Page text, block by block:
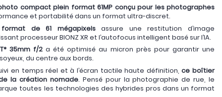
photo compact plein format 61MP conçu pour les photographes
et portabilité dans un format ultra-discret.
de 61 mégapixelsassure une restitution d’image
processeur BIONZ XR et l’autofocus intelligent basé sur l’IA.
35mm f/2a été optimisé au micron près pour garantir une
du centre aux bords.
en temps réel et à l’écran tactile haute définition,ce boîtier
la création nomade. Pensé pour la photographie de rue, le
toutes les technologies des hybrides pros dans un format